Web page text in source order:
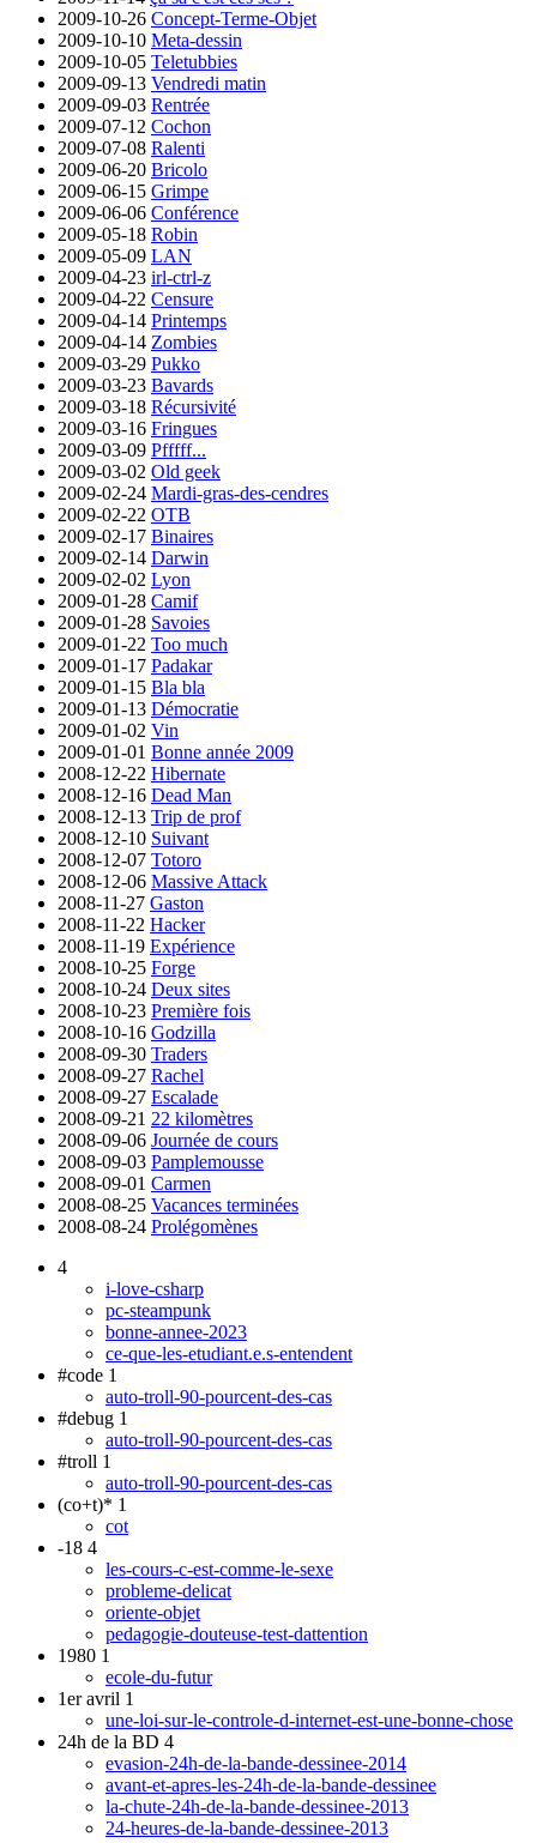
2009-10-26 Concept-Terme-Objet
2009-10-10 Meta-dessin
2009-10-05 Teletubbies
2009-09-13 Vendredi matin
2009-09-03 Rentrée
2009-07-12 Cochon
2009-07-08 Ralenti
2009-06-20 Bricolo
2009-06-15 Grimpe
2009-06-06 Conférence
2009-05-18 Robin
2009-05-09 LAN
2009-04-23 irl-ctrl-z
2009-04-22 Censure
2009-04-14 Printemps
2009-04-14 Zombies
2009-03-29 Pukko
2009-03-23 Bavards
2009-03-18 Récursivité
2009-03-16 Fringues
2009-03-09 Pfffff...
2009-03-02 Old geek
2009-02-24 Mardi-gras-des-cendres
2009-02-22 OTB
2009-02-17 Binaires
2009-02-14 Darwin
2009-02-02 Lyon
2009-01-28 Camif
2009-01-28 Savoies
2009-01-22 Too much
2009-01-17 Padakar
2009-01-15 Bla bla
2009-01-13 Démocratie
2009-01-02 Vin
2009-01-01 Bonne année 2009
2008-12-22 Hibernate
2008-12-16 Dead Man
2008-12-13 Trip de prof
2008-12-10 Suivant
2008-12-07 Totoro
2008-12-06 Massive Attack
2008-11-27 Gaston
2008-11-22 Hacker
2008-11-19 Expérience
2008-10-25 Forge
2008-10-24 Deux sites
2008-10-23 Première fois
2008-10-16 Godzilla
2008-09-30 Traders
2008-09-27 Rachel
2008-09-27 Escalade
2008-09-21 22 kilomètres
2008-09-06 Journée de cours
2008-09-03 Pamplemousse
2008-09-01 Carmen
2008-08-25 Vacances terminées
2008-08-24 Prolégomènes
4
i-love-csharp
pc-steampunk
bonne-annee-2023
ce-que-les-etudiant.e.s-entendent
#code 1
auto-troll-90-pourcent-des-cas
#debug 1
auto-troll-90-pourcent-des-cas
#troll 1
auto-troll-90-pourcent-des-cas
(co+t)* 1
cot
-18 4
les-cours-c-est-comme-le-sexe
probleme-delicat
oriente-objet
pedagogie-douteuse-test-dattention
1980 1
ecole-du-futur
1er avril 1
une-loi-sur-le-controle-d-internet-est-une-bonne-chose
24h de la BD 4
evasion-24h-de-la-bande-dessinee-2014
avant-et-apres-les-24h-de-la-bande-dessinee
la-chute-24h-de-la-bande-dessinee-2013
24-heures-de-la-bande-dessinee-2013